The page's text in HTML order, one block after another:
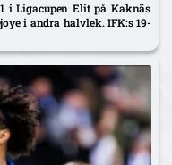
i Ligacupen Elit på Kaknäs
i andra halvlek. IFK:s 19-